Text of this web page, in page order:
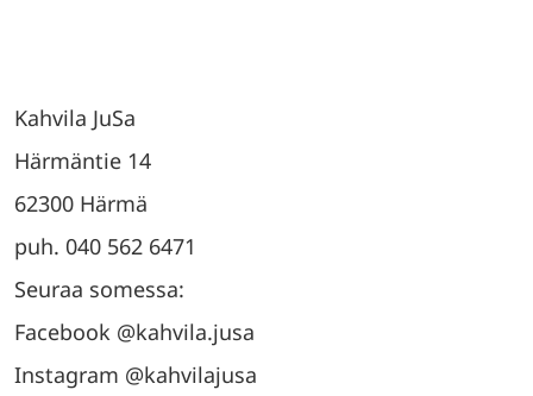
Kahvila JuSa
Härmäntie 14
62300 Härmä
puh. 040 562 6471
Seuraa somessa:
Facebook @kahvila.jusa
Instagram @kahvilajusa